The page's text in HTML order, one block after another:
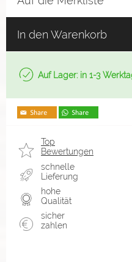
In den Warenkorb
Auf Lager: in 1-3
Top
Bewertungen
schnelle
Lieferung
hohe
Qualität
sicher
zahlen